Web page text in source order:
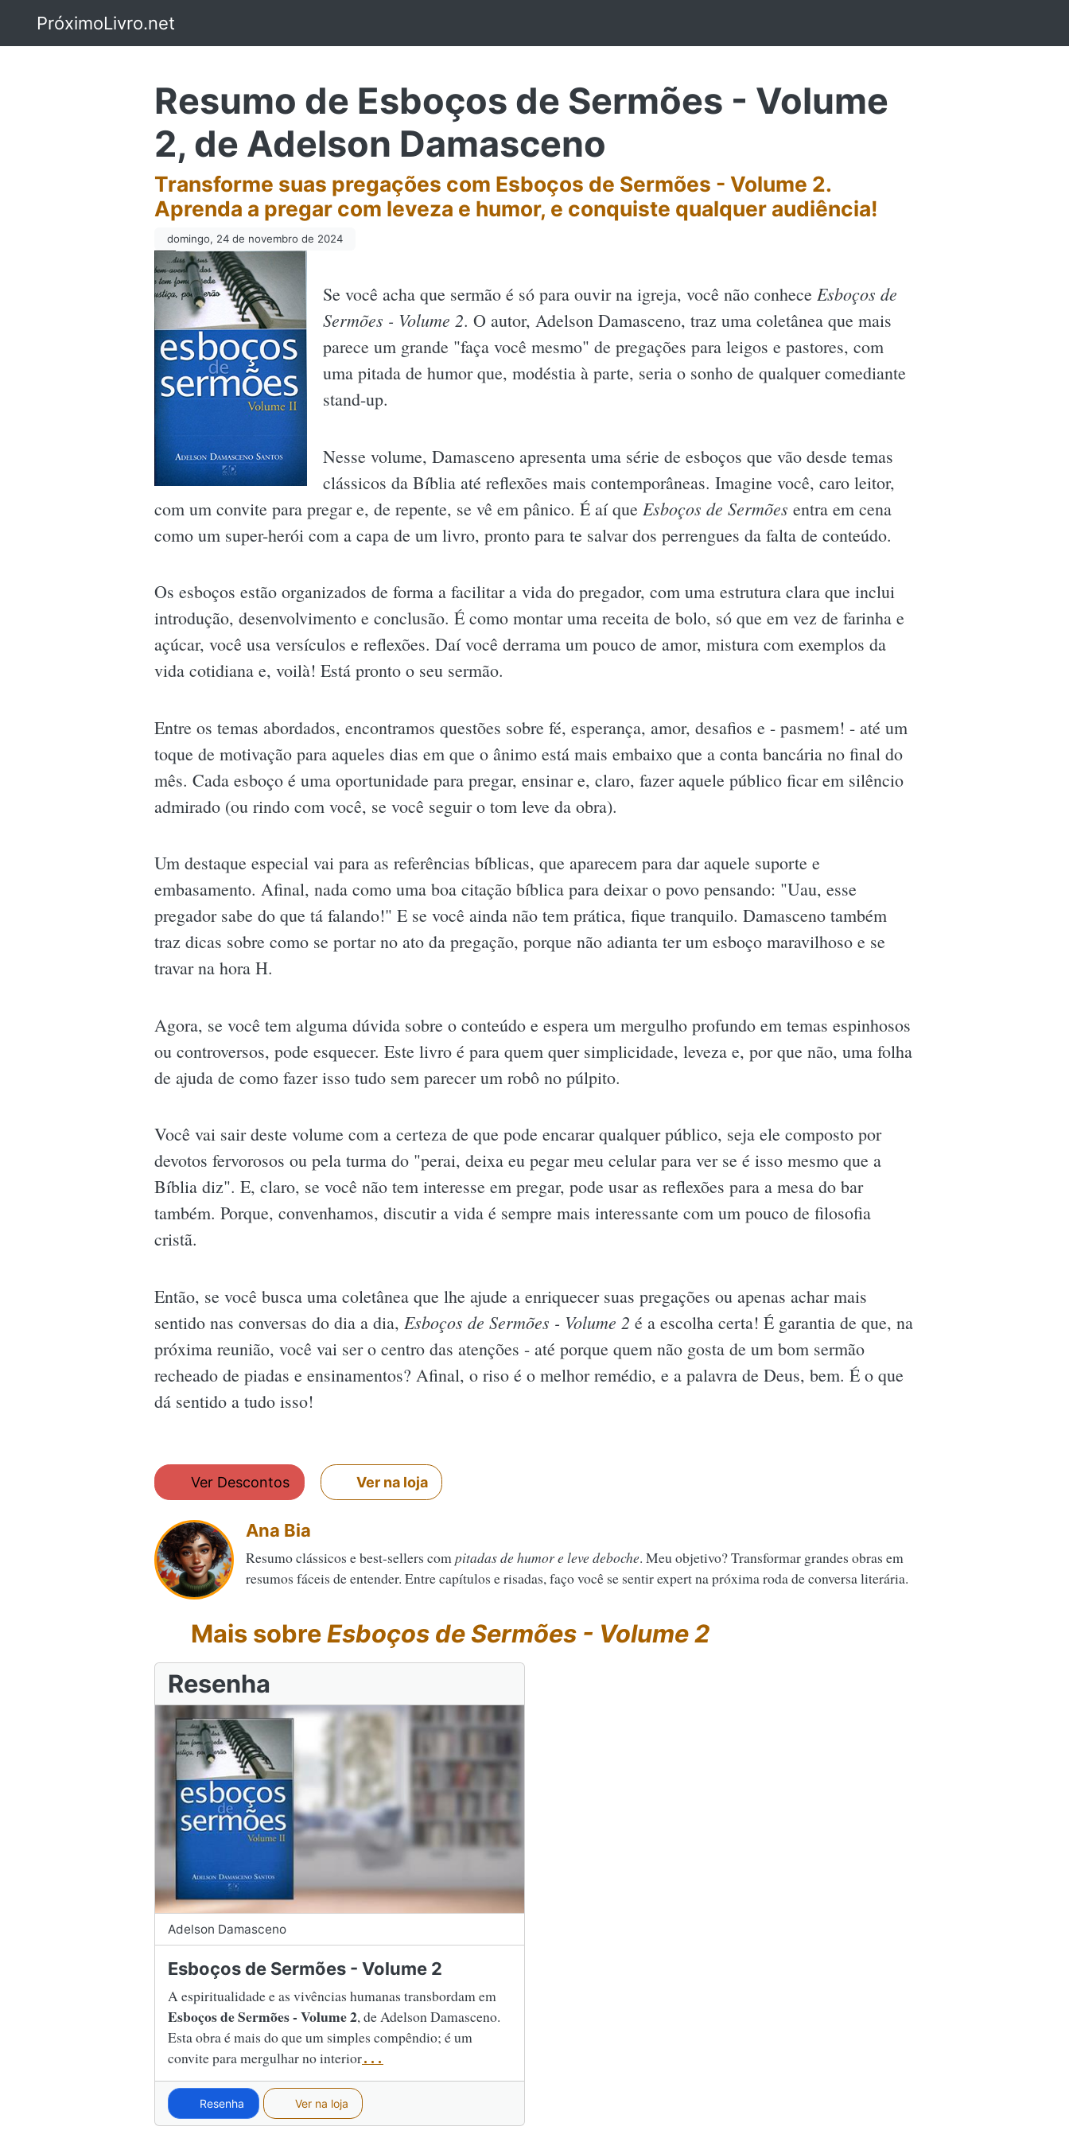
PróximoLivro.net
Resumo de Esboços de Sermões - Volume
2, de Adelson Damasceno
Transforme suas pregações com Esboços de Sermões - Volume 2.
Aprenda a pregar com leveza e humor, e conquiste qualquer audiência!
domingo, 24 de novembro de 2024
Se você acha que sermão é só para ouvir na igreja, você não conhece Esboços de
Sermões - Volume 2. O autor, Adelson Damasceno, traz uma coletânea que mais
parece um grande "faça você mesmo" de pregações para leigos e pastores, com
uma pitada de humor que, modéstia à parte, seria o sonho de qualquer comediante
stand-up.
Nesse volume, Damasceno apresenta uma série de esboços que vão desde temas
clássicos da Bíblia até reflexões mais contemporâneas. Imagine você, caro leitor,
com um convite para pregar e, de repente, se vê em pânico. É aí que Esboços de Sermões entra em cena
como um super-herói com a capa de um livro, pronto para te salvar dos perrengues da falta de conteúdo.
Os esboços estão organizados de forma a facilitar a vida do pregador, com uma estrutura clara que inclui
introdução, desenvolvimento e conclusão. É como montar uma receita de bolo, só que em vez de farinha e
açúcar, você usa versículos e reflexões. Daí você derrama um pouco de amor, mistura com exemplos da
vida cotidiana e, voilà! Está pronto o seu sermão.
Entre os temas abordados, encontramos questões sobre fé, esperança, amor, desafios e - pasmem! - até um
toque de motivação para aqueles dias em que o ânimo está mais embaixo que a conta bancária no final do
mês. Cada esboço é uma oportunidade para pregar, ensinar e, claro, fazer aquele público ficar em silêncio
admirado (ou rindo com você, se você seguir o tom leve da obra).
Um destaque especial vai para as referências bíblicas, que aparecem para dar aquele suporte e
embasamento. Afinal, nada como uma boa citação bíblica para deixar o povo pensando: "Uau, esse
pregador sabe do que tá falando!" E se você ainda não tem prática, fique tranquilo. Damasceno também
traz dicas sobre como se portar no ato da pregação, porque não adianta ter um esboço maravilhoso e se
travar na hora H.
Agora, se você tem alguma dúvida sobre o conteúdo e espera um mergulho profundo em temas espinhosos
ou controversos, pode esquecer. Este livro é para quem quer simplicidade, leveza e, por que não, uma folha
de ajuda de como fazer isso tudo sem parecer um robô no púlpito.
Você vai sair deste volume com a certeza de que pode encarar qualquer público, seja ele composto por
devotos fervorosos ou pela turma do "perai, deixa eu pegar meu celular para ver se é isso mesmo que a
Bíblia diz". E, claro, se você não tem interesse em pregar, pode usar as reflexões para a mesa do bar
também. Porque, convenhamos, discutir a vida é sempre mais interessante com um pouco de filosofia
cristã.
Então, se você busca uma coletânea que lhe ajude a enriquecer suas pregações ou apenas achar mais
sentido nas conversas do dia a dia, Esboços de Sermões - Volume 2 é a escolha certa! É garantia de que, na
próxima reunião, você vai ser o centro das atenções - até porque quem não gosta de um bom sermão
recheado de piadas e ensinamentos? Afinal, o riso é o melhor remédio, e a palavra de Deus, bem. É o que
dá sentido a tudo isso!
Ver Descontos Ver na loja
Ana Bia
Resumo clássicos e best-sellers compitadas de humor e leve deboche. Meu objetivo? Transformar grandes obras em
resumos fáceis de entender. Entre capítulos e risadas, faço você se sentir expert na próxima roda de conversa literária.
Mais sobreEsboços de Sermões - Volume 2
Resenha
Adelson Damasceno
Esboços de Sermões - Volume 2
A espiritualidade e as vivências humanas transbordam em
Esboços de Sermões - Volume 2, de Adelson Damasceno.
Esta obra é mais do que um simples compêndio; é um
convite para mergulhar no interior...
Resenha Ver na loja